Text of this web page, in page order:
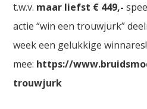
t.w.v. maar liefst € 449,-
actie “win een trouwjurk”
week een gelukkige
mee: https://
trouwjurk